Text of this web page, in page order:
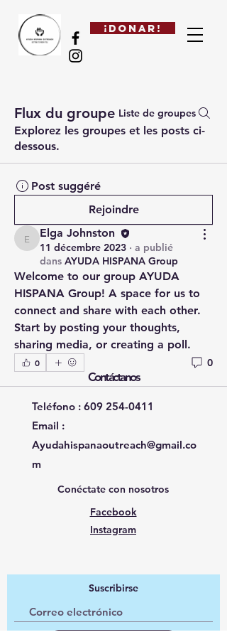
¡DONAR!
Flux du groupe Liste de groupes
Explorez les groupes et les posts ci-
dessous.
Post suggéré
Rejoindre
Elga Johnston
Elga Johnston
11 décembre 2023 · a publié
dans AYUDA HISPANA Group
Welcome to our group AYUDA
HISPANA Group! A space for us to
connect and share with each other.
Start by posting your thoughts,
sharing media, or creating a poll.
0 0
Contáctanos
Teléfono : 609 254-0411
Email :
Ayudahispanaoutreach@gmail.co
m
Conéctate con nosotros
Facebook
Instagram
Suscribirse